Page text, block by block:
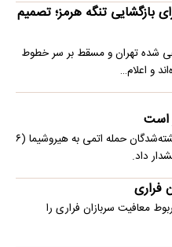
بازگشایی تنگه هرمز؛ تصمیم
شده تهران و مسقط بر سر خطوط
و اعلام…
است
سفیر ایران در توکیو، در مراسم یادبود کشته‌شدگان حمله اتمی به هیروشیما (۶
فراری
معافیت سربازان فراری را